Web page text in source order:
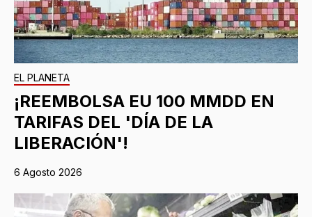
EL PLANETA
¡REEMBOLSA EU 100 MMDD EN
TARIFAS DEL 'DÍA DE LA
LIBERACIÓN'!
6 Agosto 2026